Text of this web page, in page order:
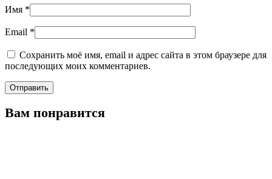
Имя *
Email *
Сохранить моё имя, email и адрес сайта в этом браузере для
последующих моих комментариев.
Вам понравится